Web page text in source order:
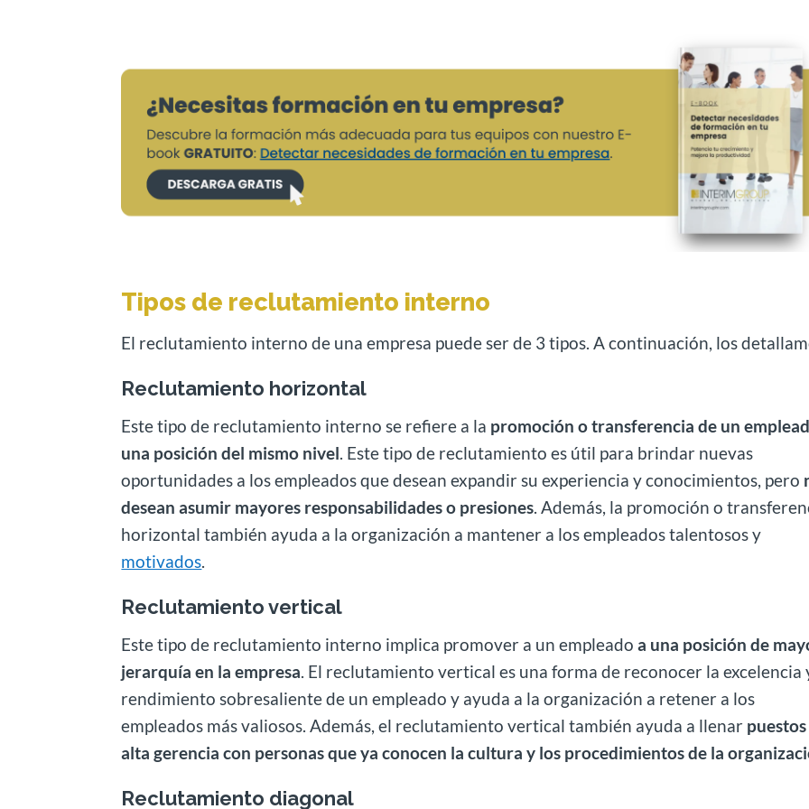
Tipos de reclutamiento interno
El reclutamiento interno de una empresa puede ser de 3 tipos. A continuación, los
Reclutamiento horizontal
Este tipo de reclutamiento interno se refiere a la promoción o transferencia de un
una posición del mismo nivel. Este tipo de reclutamiento es útil para brindar nuevas
oportunidades a los empleados que desean expandir su experiencia y conocimientos, pero
desean asumir mayores responsabilidades o presiones. Además, la promoción o
horizontal también ayuda a la organización a mantener a los empleados talentosos y
motivados.
Reclutamiento vertical
Este tipo de reclutamiento interno implica promover a un empleadoa una posición de
jerarquía en la empresa. El reclutamiento vertical es una forma de reconocer la excelencia
rendimiento sobresaliente de un empleado y ayuda a la organización a retener a los
empleados más valiosos. Además, el reclutamiento vertical también ayuda a llenar
alta gerencia con personas que ya conocen la cultura y los procedimientos de la
Reclutamiento diagonal